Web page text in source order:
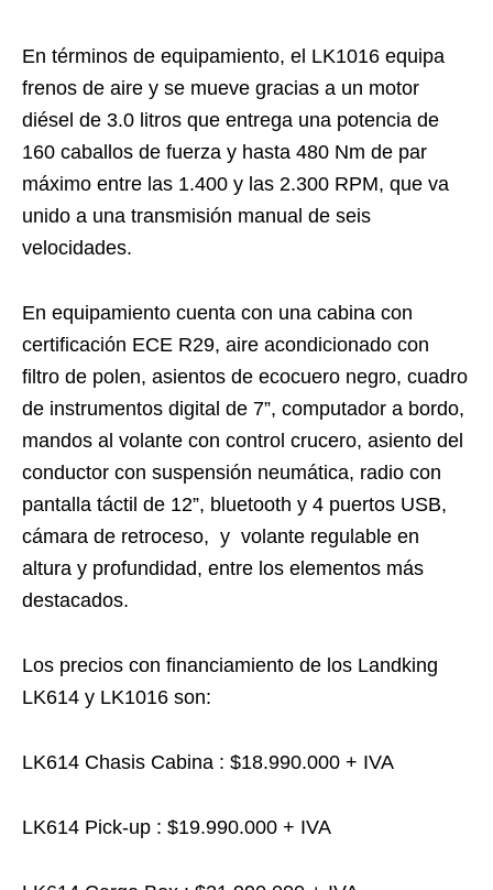
En términos de equipamiento, el LK1016 equipa
frenos de aire y se mueve gracias a un motor
diésel de 3.0 litros que entrega una potencia de
160 caballos de fuerza y hasta 480 Nm de par
máximo entre las 1.400 y las 2.300 RPM, que va
unido a una transmisión manual de seis
velocidades.
En equipamiento cuenta con una cabina con
certificación ECE R29, aire acondicionado con
filtro de polen, asientos de ecocuero negro, cuadro
de instrumentos digital de 7”, computador a bordo,
mandos al volante con control crucero, asiento del
conductor con suspensión neumática, radio con
pantalla táctil de 12”, bluetooth y 4 puertos USB,
cámara de retroceso, y volante regulable en
altura y profundidad, entre los elementos más
destacados.
Los precios con financiamiento de los Landking
LK614 y LK1016 son:
LK614 Chasis Cabina : $18.990.000 + IVA
LK614 Pick-up : $19.990.000 + IVA